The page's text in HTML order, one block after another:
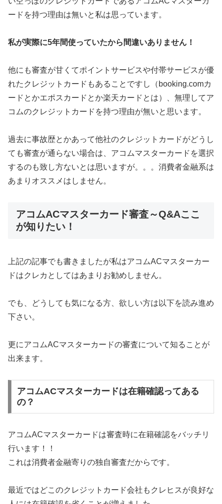
ードを持つ理由は無いと私は思っています。
私が実際に5年間使っていたから間違いありません！
他にも審査が甘くてポイントサービスや付帯サービスが優
れたクレジットカードもあることですし（booking.comカ
ードとかエポスカードとか楽天カードとは）、無理してア
コムのクレジットカードを持つ理由が無いと思います。
過去に事故歴とかあって他社のクレジットカードがどうし
ても審査が通らない場合は、アコムマスターカードを選択
するのも致し方ないとは思いますが。。。消費者金融系は
あまりオススメはしません。
アコムACマスターカード審査～Q&Aここ
が知りたい！
上記の記事でも書きましたが私はアコムACマスターカー
ドはクレカとしてはあまりお勧めしません。
でも、どうしても気になる方、欲しい方は以下を読み進め
下さい。
更にアコムACマスターカードの審査について知ることが
出来ます。
アコムACマスターカードは在籍確認ってある
の？
アコムACマスターカードは審査時に在籍確認をバッチリ
行います！！
これは消費者金融寄りの独自審査だからです。
最近ではどこのクレジットカード会社もクレヒスが良好な